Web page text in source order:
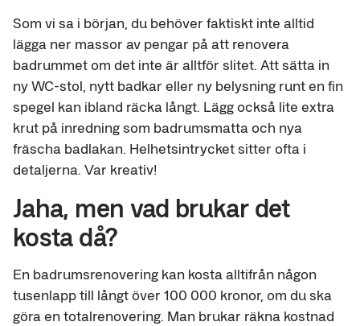
Som vi sa i början, du behöver faktiskt inte alltid
lägga ner massor av pengar på att renovera
badrummet om det inte är alltför slitet. Att sätta in
ny WC-stol, nytt badkar eller ny belysning runt en fin
spegel kan ibland räcka långt. Lägg också lite extra
krut på inredning som badrumsmatta och nya
fräscha badlakan. Helhetsintrycket sitter ofta i
detaljerna. Var kreativ!
Jaha, men vad brukar det
kosta då?
En badrumsrenovering kan kosta alltifrån någon
tusenlapp till långt över 100 000 kronor, om du ska
göra en totalrenovering. Man brukar räkna kostnad